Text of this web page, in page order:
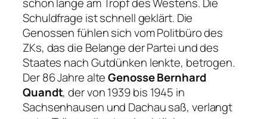
schon lange am Tropf des Westens. Die
Schuldfrage ist schnell geklärt. Die
Genossen fühlen sich vom Politbüro des
ZKs, das die Belange der Partei und des
Staates nach Gutdünken lenkte, betrogen.
Der 86 Jahre alteGenosse Bernhard
Quandt, der von 1939 bis 1945 in
Sachsenhausen und Dachau saß, verlangt